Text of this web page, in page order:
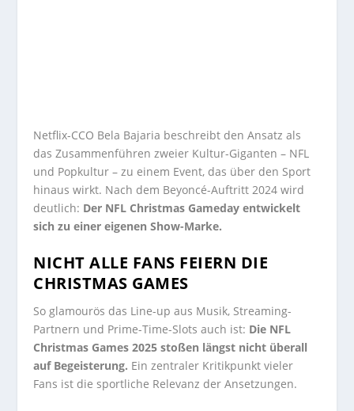
Netflix-CCO Bela Bajaria beschreibt den Ansatz als
das Zusammenführen zweier Kultur-Giganten – NFL
und Popkultur – zu einem Event, das über den Sport
hinaus wirkt. Nach dem Beyoncé-Auftritt 2024 wird
deutlich: Der NFL Christmas Gameday entwickelt
sich zu einer eigenen Show-Marke.
NICHT ALLE FANS FEIERN DIE
CHRISTMAS GAMES
So glamourös das Line-up aus Musik, Streaming-
Partnern und Prime-Time-Slots auch ist: Die NFL
Christmas Games 2025 stoßen längst nicht überall
auf Begeisterung. Ein zentraler Kritikpunkt vieler
Fans ist die sportliche Relevanz der Ansetzungen.